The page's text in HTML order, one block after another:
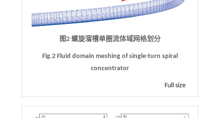
图2 螺旋溜槽单圈流体域网格划分
Fig.2 Fluid domain meshing of single-turn spiral
concentrator
Full size